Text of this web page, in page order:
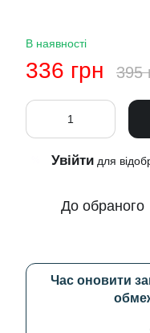
В наявності
336 грн 395
Увійти для
До обраного
Час оновити